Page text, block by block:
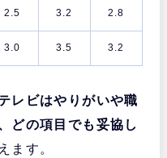
2.5 3.2 2.8
3.0 3.5 3.2
レビはやりがいや職
どの項目でも妥協し
ます。